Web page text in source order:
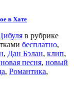
в Хате
в рубрике
бесплатно,
, Дан Бэлан, клип,
новая песня, новый
, Романтика,